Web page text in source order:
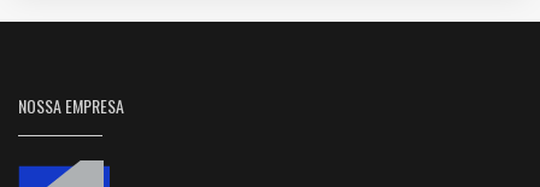
NOSSA EMPRESA